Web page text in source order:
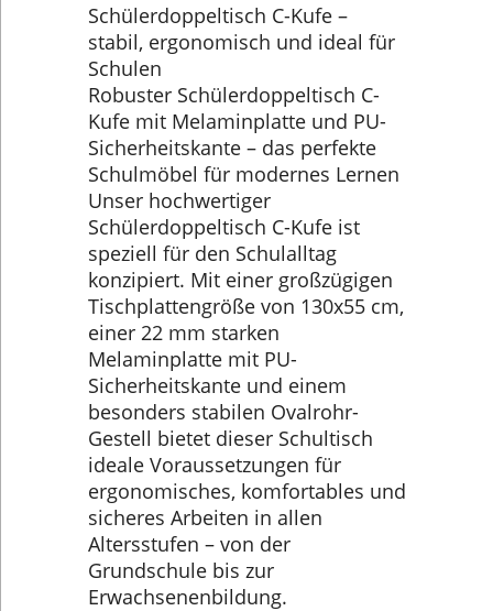
Schülerdoppeltisch C-Kufe –
stabil, ergonomisch und ideal für
Schulen
Robuster Schülerdoppeltisch C-
Kufe mit Melaminplatte und PU-
Sicherheitskante – das perfekte
Schulmöbel für modernes Lernen
Unser hochwertiger
Schülerdoppeltisch C-Kufe ist
speziell für den Schulalltag
konzipiert. Mit einer großzügigen
Tischplattengröße von 130x55 cm,
einer 22 mm starken
Melaminplatte mit PU-
Sicherheitskante und einem
besonders stabilen Ovalrohr-
Gestell bietet dieser Schultisch
ideale Voraussetzungen für
ergonomisches, komfortables und
sicheres Arbeiten in allen
Altersstufen – von der
Grundschule bis zur
Erwachsenenbildung.